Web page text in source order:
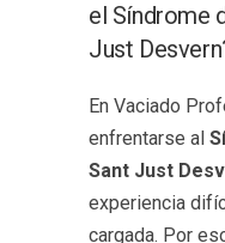
el Síndrome
Just
En Vaciado
enfrentarse al
Sant Just
experiencia
cargada. Por